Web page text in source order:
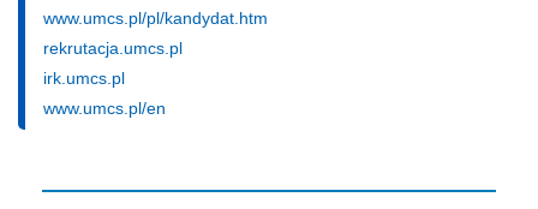
www.umcs.pl/pl/kandydat.htm
rekrutacja.umcs.pl
irk.umcs.pl
www.umcs.pl/en